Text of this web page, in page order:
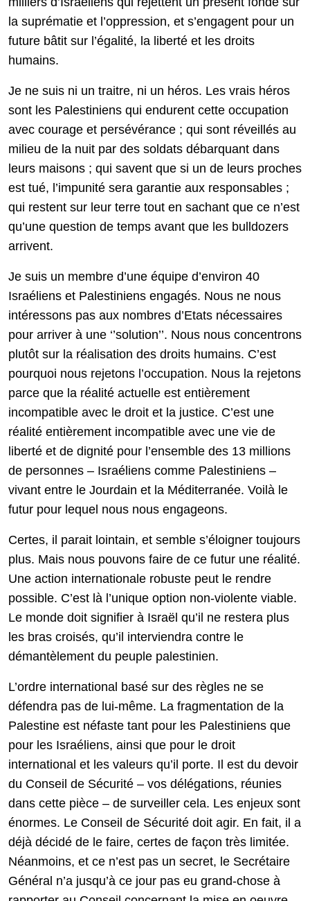
la suprématie et l’oppression, et s’engagent pour un
future bâtit sur l’égalité, la liberté et les droits
humains.
Je ne suis ni un traitre, ni un héros. Les vrais héros
sont les Palestiniens qui endurent cette occupation
avec courage et persévérance ; qui sont réveillés au
milieu de la nuit par des soldats débarquant dans
leurs maisons ; qui savent que si un de leurs proches
est tué, l’impunité sera garantie aux responsables ;
qui restent sur leur terre tout en sachant que ce n’est
qu’une question de temps avant que les bulldozers
arrivent.
Je suis un membre d’une équipe d’environ 40
Israéliens et Palestiniens engagés. Nous ne nous
intéressons pas aux nombres d’Etats nécessaires
pour arriver à une ‘’solution’’. Nous nous concentrons
plutôt sur la réalisation des droits humains. C’est
pourquoi nous rejetons l’occupation. Nous la rejetons
parce que la réalité actuelle est entièrement
incompatible avec le droit et la justice. C’est une
réalité entièrement incompatible avec une vie de
liberté et de dignité pour l’ensemble des 13 millions
de personnes – Israéliens comme Palestiniens –
vivant entre le Jourdain et la Méditerranée. Voilà le
futur pour lequel nous nous engageons.
Certes, il parait lointain, et semble s’éloigner toujours
plus. Mais nous pouvons faire de ce futur une réalité.
Une action internationale robuste peut le rendre
possible. C’est là l’unique option non-violente viable.
Le monde doit signifier à Israël qu’il ne restera plus
les bras croisés, qu’il interviendra contre le
démantèlement du peuple palestinien.
L’ordre international basé sur des règles ne se
défendra pas de lui-même. La fragmentation de la
Palestine est néfaste tant pour les Palestiniens que
pour les Israéliens, ainsi que pour le droit
international et les valeurs qu’il porte. Il est du devoir
du Conseil de Sécurité – vos délégations, réunies
dans cette pièce – de surveiller cela. Les enjeux sont
énormes. Le Conseil de Sécurité doit agir. En fait, il a
déjà décidé de le faire, certes de façon très limitée.
Néanmoins, et ce n’est pas un secret, le Secrétaire
Général n’a jusqu’à ce jour pas eu grand-chose à